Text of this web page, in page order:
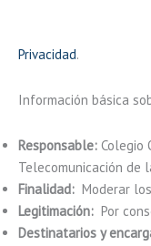
Privacidad.
Información básica
Responsable: Colegio
Telecomunicación de
Finalidad: Moderar
Legitimación: Por
Destinatarios y